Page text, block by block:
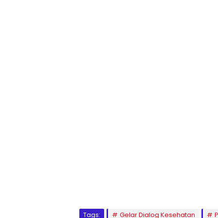
Tags: Gelar Dialog Kesehatan